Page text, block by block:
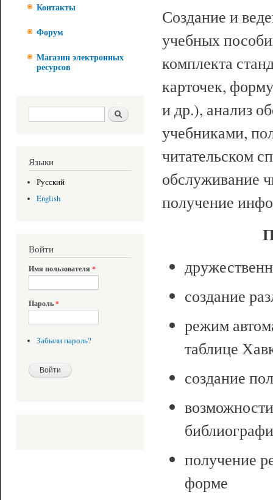
Контакты
Форум
Магазин электронных
ресурсов
Форма поиска Поиск
Языки
Русский
English
Войти
Имя пользователя *
Пароль*
Забыли пароль?
Создание и
учебных
комплекта
карточек,
и др.), анализ
учебниками,
читательском
обслуживание
получение
создание
режим
таблице
создание
получение
форме